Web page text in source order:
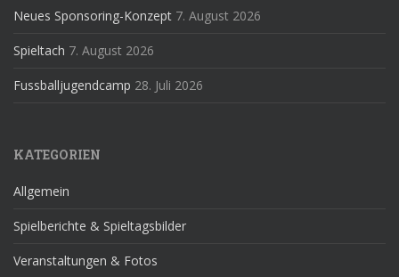
Neues Sponsoring-Konzept 7. August 2026
Spieltach 7. August 2026
Fussballjugendcamp 28. Juli 2026
KATEGORIEN
Allgemein
Spielberichte & Spieltagsbilder
Veranstaltungen & Fotos